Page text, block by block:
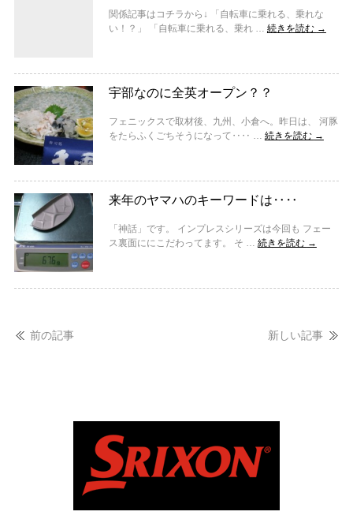
関係記事はコチラから↓ 「自転車に乗れる、乗れな
い！？」 「自転車に乗れる、乗れ … 続きを読む →
宇部なのに全英オープン？？
フェニックスで取材後、九州、小倉へ。昨日は、 河豚
をたらふくごちそうになって‥‥ … 続きを読む →
来年のヤマハのキーワードは‥‥
「神話」です。 インプレスシリーズは今回も フェー
ス裏面ににこだわってます。 そ … 続きを読む →
前の記事 新しい記事